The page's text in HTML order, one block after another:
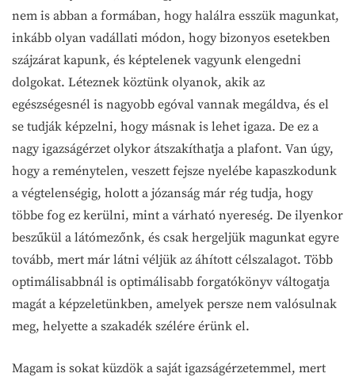
nem is abban a formában, hogy halálra esszük magunkat,
inkább olyan vadállati módon, hogy bizonyos esetekben
szájzárat kapunk, és képtelenek vagyunk elengedni
dolgokat. Léteznek köztünk olyanok, akik az
egészségesnél is nagyobb egóval vannak megáldva, és el
se tudják képzelni, hogy másnak is lehet igaza. De ez a
nagy igazságérzet olykor átszakíthatja a plafont. Van úgy,
hogy a reménytelen, veszett fejsze nyelébe kapaszkodunk
a végtelenségig, holott a józanság már rég tudja, hogy
többe fog ez kerülni, mint a várható nyereség. De ilyenkor
beszűkül a látómezőnk, és csak hergeljük magunkat egyre
tovább, mert már látni véljük az áhított célszalagot. Több
optimálisabbnál is optimálisabb forgatókönyv váltogatja
magát a képzeletünkben, amelyek persze nem valósulnak
meg, helyette a szakadék szélére érünk el.
Magam is sokat küzdök a saját igazságérzetemmel, mert